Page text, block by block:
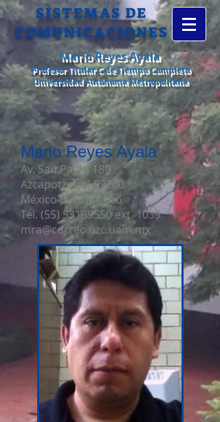
SISTEMAS DE​
COMUNICACIONES
Mario Reyes Ayala
Profesor Titular C de Tiempo Completo
Universidad Autónoma Metropolitana
Mario Reyes Ayala
Av. San Pablo 180
Azcapotzalco, 02200
México D. F., México
Tel. (55) 53189550 ext. 1039
mra@correo.azc.uam.mx